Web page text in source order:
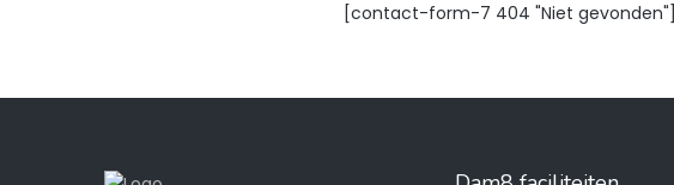
[contact-form-7 404 "Niet gevonden"]